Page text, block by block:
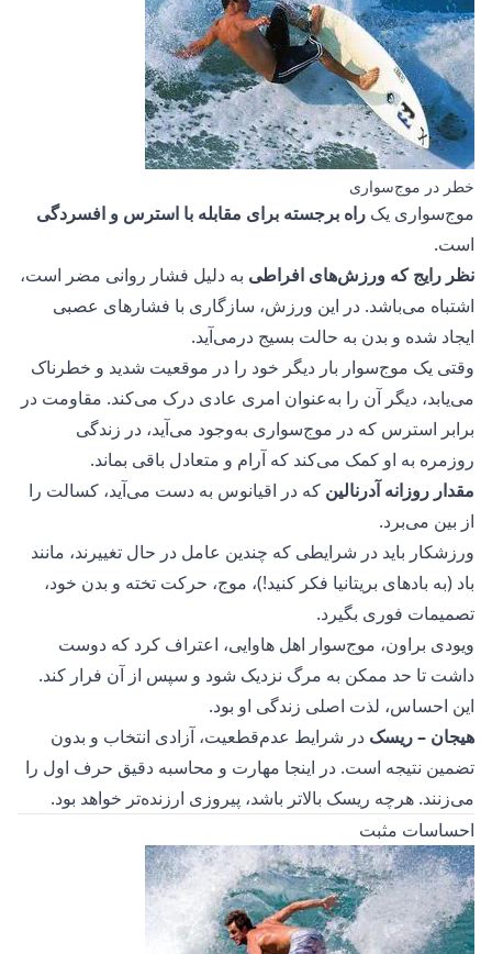
خطر در موج‌سواری
موج‌سواری یک راه برجسته برای مقابله با استرس و افسردگی
است.
نظر رایج که ورزش‌های افراطی به دلیل فشار روانی مضر است،
اشتباه می‌باشد. در این ورزش، سازگاری با فشارهای عصبی
ایجاد شده و بدن به حالت بسیج درمی‌آید.
وقتی یک موج‌سوار بار دیگر خود را در موقعیت شدید و خطرناک
می‌یابد، دیگر آن را به‌عنوان امری عادی درک می‌کند. مقاومت در
برابر استرس که در موج‌سواری به‌وجود می‌آید، در زندگی
روزمره به او کمک می‌کند که آرام و متعادل باقی بماند.
مقدار روزانه آدرنالین که در اقیانوس به دست می‌آید، کسالت را
از بین می‌برد.
ورزشکار باید در شرایطی که چندین عامل در حال تغییرند، مانند
باد (به بادهای بریتانیا فکر کنید!)، موج، حرکت تخته و بدن خود،
تصمیمات فوری بگیرد.
ویودی براون، موج‌سوار اهل هاوایی، اعتراف کرد که دوست
داشت تا حد ممکن به مرگ نزدیک شود و سپس از آن فرار کند.
این احساس، لذت اصلی زندگی او بود.
هیجان – ریسک در شرایط عدم‌قطعیت، آزادی انتخاب و بدون
تضمین نتیجه است. در اینجا مهارت و محاسبه دقیق حرف اول را
می‌زنند. هرچه ریسک بالاتر باشد، پیروزی ارزنده‌تر خواهد بود.
احساسات مثبت